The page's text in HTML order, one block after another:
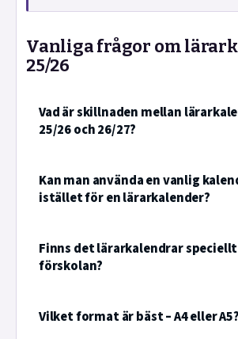
Vanliga frågor om
25/26
Vad är skillnaden mellan
25/26 och 26/27?
Kan man använda en vanlig
istället för en lärarkalender?
Finns det lärarkalendrar
förskolan?
Vilket format är bäst – A4 eller A5?